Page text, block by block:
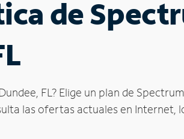
de
FL? Elige un plan de
las ofertas actuales en